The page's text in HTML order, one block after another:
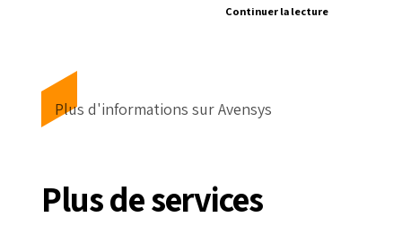
Continuer la lecture
Plus d'informations sur Avensys
Plus de services